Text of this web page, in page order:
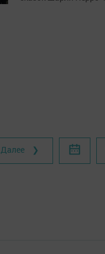
Далее ❯